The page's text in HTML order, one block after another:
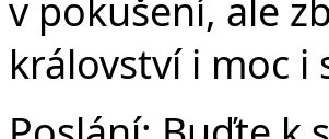
království i moc i